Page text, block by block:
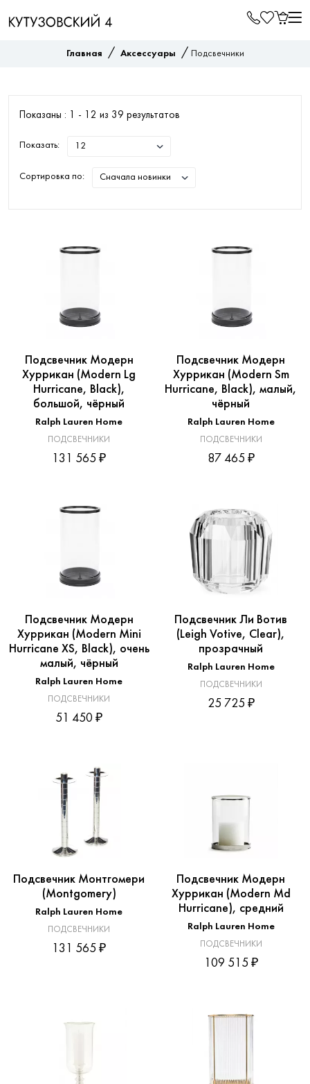
Главная / Аксессуары / Подсвечники
Показаны : 1 - 12 из 39 результатов
Показать:
Сортировка по:
Подсвечник Модерн
Хуррикан (Modern Lg
Hurricane, Black),
большой, чёрный
Ralph Lauren Home
ПОДСВЕЧНИКИ
131 565 ₽
Подсвечник Модерн
Хуррикан (Modern Sm
Hurricane, Black), малый,
чёрный
Ralph Lauren Home
ПОДСВЕЧНИКИ
87 465 ₽
Подсвечник Модерн
Хуррикан (Modern Mini
Hurricane XS, Black), очень
малый, чёрный
Ralph Lauren Home
ПОДСВЕЧНИКИ
51 450 ₽
Подсвечник Ли Вотив
(Leigh Votive, Clear),
прозрачный
Ralph Lauren Home
ПОДСВЕЧНИКИ
25 725 ₽
Подсвечник Монтгомери
(Montgomery)
Ralph Lauren Home
ПОДСВЕЧНИКИ
131 565 ₽
Подсвечник Модерн
Хуррикан (Modern Md
Hurricane), средний
Ralph Lauren Home
ПОДСВЕЧНИКИ
109 515 ₽